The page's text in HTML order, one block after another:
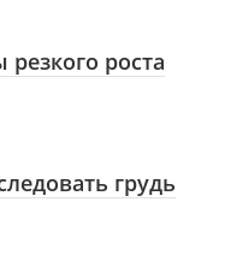
роста
грудь